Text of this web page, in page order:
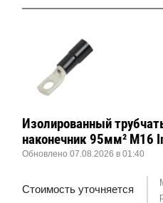
Изолированный
наконечник 95мм² M16
Обновлено 07.08.2026 в 01:40
Стоимость уточняется